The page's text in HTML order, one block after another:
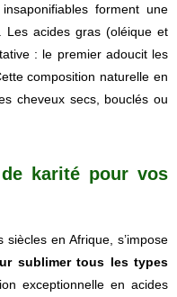
forment une
Les acides gras (oléique et
: le premier adoucit les
composition naturelle en
cheveux secs, bouclés ou
karité pour vos
en Afrique, s’impose
sublimer tous les types
exceptionnelle en acides